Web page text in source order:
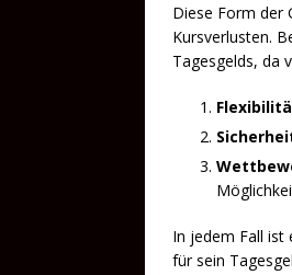
Diese Form der
Kursverlusten.
Tagesgelds, da
In jedem Fall ist
für sein